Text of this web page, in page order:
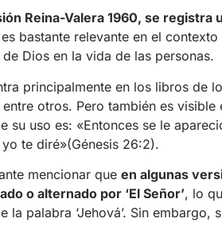
Reina-Valera 1960, se registra
bastante relevante en el
Dios en la vida de las personas.
principalmente en los libros de
otros. Pero también es
su uso es: «Entonces se le
te diré»(Génesis 26:2).
mencionar que en algunas
o alternado por ‘El Señor’, lo
la palabra ‘Jehová’. Sin